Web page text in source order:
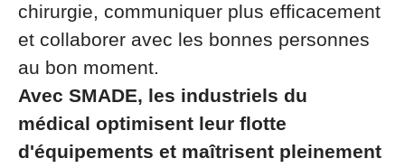
chirurgie, communiquer plus efficacement
et collaborer avec les bonnes personnes
au bon moment.
Avec SMADE, les industriels du
médical optimisent leur flotte
d'équipements et maîtrisent pleinement